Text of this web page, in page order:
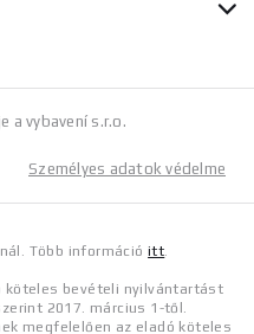
a vybavení s.r.o.
Személyes adatok védelme
Több információitt.
köteles bevételi nyilvántartást
2017. március 1-től.
megfelelően az eladó köteles